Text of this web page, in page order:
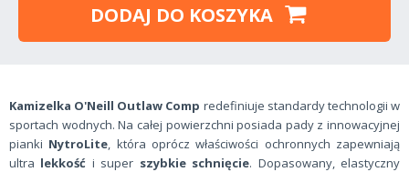
DODAJ DO KOSZYKA
Kamizelka O'Neill Outlaw Comp redefiniuje standardy technologii w
sportach wodnych. Na całej powierzchni posiada pady z innowacyjnej
pianki NytroLite, która oprócz właściwości ochronnych zapewniają
ultra lekkość i super szybkie schnięcie. Dopasowany, elastyczny